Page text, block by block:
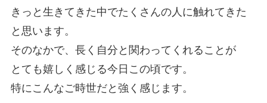
きっと生きてきた中でたくさんの人に触れてきた
と思います。
そのなかで、長く自分と関わってくれることが
とても嬉しく感じる今日この頃です。
特にこんなご時世だと強く感じます。